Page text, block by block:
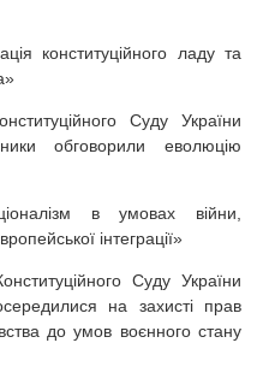
конституційного ладу та
Суду України
обговорили еволюцію
в умовах війни,
інтеграції»
Суду України
на захисті прав
до умов воєнного стану